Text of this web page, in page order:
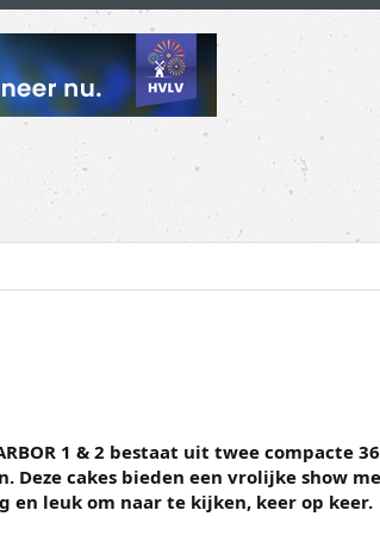
1 & 2 bestaat uit twee compacte
cakes bieden een vrolijke show
en leuk om naar te kijken, keer op keer.